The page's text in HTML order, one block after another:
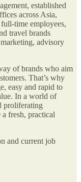
established
across Asia,
time employees,
travel brands
advisory
of brands who aim
That’s why
easy and rapid to
In a world of
proliferating
fresh, practical
and current job